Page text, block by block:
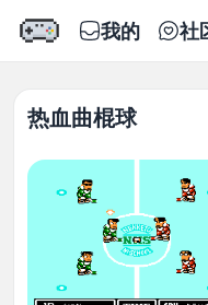
我的 社
热血曲棍球